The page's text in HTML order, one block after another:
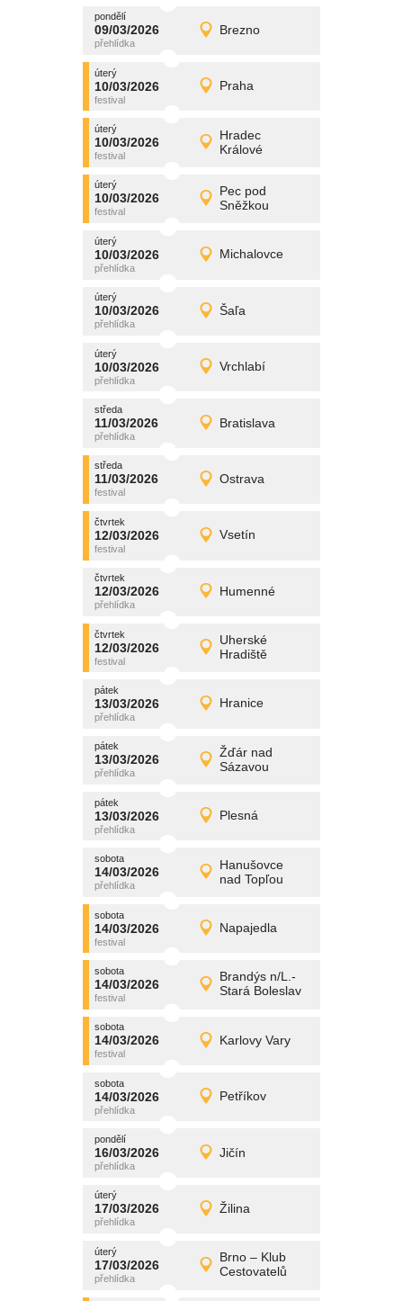
pondělí
09/03/2026 Brezno
pondělí
09/03/2026 Detail
promítání
úterý
10/03/2026 Praha
úterý
10/03/2026 Detail
promítání
úterý
10/03/2026
Hradec
Králové
úterý
10/03/2026 Detail
promítání
úterý
10/03/2026
Pec pod
Sněžkou
úterý
10/03/2026 Detail
promítání
úterý
10/03/2026 Michalovce
úterý
10/03/2026 Detail
promítání
úterý
10/03/2026 Šaľa
úterý
10/03/2026 Detail
promítání
úterý
10/03/2026 Vrchlabí
úterý
10/03/2026 Detail
promítání
středa
11/03/2026 Bratislava
středa
11/03/2026 Detail
promítání
středa
11/03/2026 Ostrava
středa
11/03/2026 Detail
promítání
čtvrtek
12/03/2026 Vsetín
čtvrtek
12/03/2026 Detail
promítání
čtvrtek
12/03/2026 Humenné
čtvrtek
12/03/2026 Detail
promítání
čtvrtek
12/03/2026
Uherské
Hradiště
čtvrtek
12/03/2026 Detail
promítání
pátek
13/03/2026 Hranice
pátek
13/03/2026 Detail
promítání
pátek
13/03/2026
Žďár nad
Sázavou
pátek
13/03/2026 Detail
promítání
pátek
13/03/2026 Plesná
pátek
13/03/2026 Detail
promítání
sobota
14/03/2026
Hanušovce
nad Topľou
sobota
14/03/2026 Detail
promítání
sobota
14/03/2026 Napajedla
sobota
14/03/2026 Detail
promítání
sobota
14/03/2026
Brandýs n/L.-
Stará Boleslav
sobota
14/03/2026 Detail
promítání
sobota
14/03/2026 Karlovy Vary
sobota
14/03/2026 Detail
promítání
sobota
14/03/2026 Petříkov
sobota
14/03/2026 Detail
promítání
pondělí
16/03/2026 Jičín
pondělí
16/03/2026 Detail
promítání
úterý
17/03/2026 Žilina
úterý
17/03/2026 Detail
promítání
úterý
17/03/2026
Brno – Klub
Cestovatelů
úterý
17/03/2026 Detail
promítání